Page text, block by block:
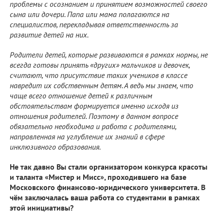
проблемы с осознанием и принятием возможностей своего
сына или дочери. Папа или мама полагаются на
специалистов, перекладывая ответственность за
развитие детей на них.
Родители детей, которые развиваются в рамках нормы, не
всегда готовы принять «других» мальчиков и девочек,
считают, что присутствие таких учеников в классе
навредит их собственным детям. А ведь мы знаем, что
чаще всего отношение детей к различным
обстоятельствам формируется именно исходя из
отношения родителей. Поэтому в данном вопросе
обязательно необходима и работа с родителями,
направленная на углубление их знаний в сфере
инклюзивного образования.
Не так давно Вы стали организатором конкурса красоты
и таланта «Мистер и Мисс», проходившего на базе
Московского финансово-юридического университета. В
чём заключалась ваша работа со студентами в рамках
этой инициативы?